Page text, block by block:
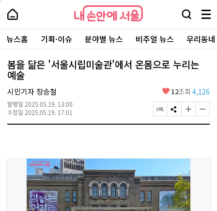
본
로
가
내
손
안
에
서
울
-
서
울
시
대
표
소
통
포
내
손
에
울
검
창
열
기
메
뉴
전
체
보
주
요
서
뉴스홈 기획·이슈 분야별 뉴스 비주얼 뉴스 우리동
봄을 닮은 '서울시립미술관'에서 온몸으로 누리는
예술
시민기자 장승철
발행일 2025.05.19. 13:00
수정일 2025.05.19. 17:01
좋
요
12조회 4,126
페
이
복
S
N
기
글
자
변
경
하
기
글
자
페
상
단
로